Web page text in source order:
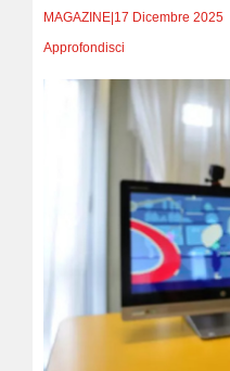
MAGAZINE 17 Dicembre 2025
Approfondisci